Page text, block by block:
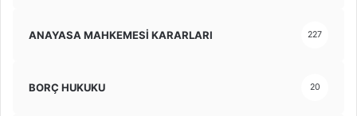
ANAYASA MAHKEMESİ KARARLARI 227
BORÇ HUKUKU 20